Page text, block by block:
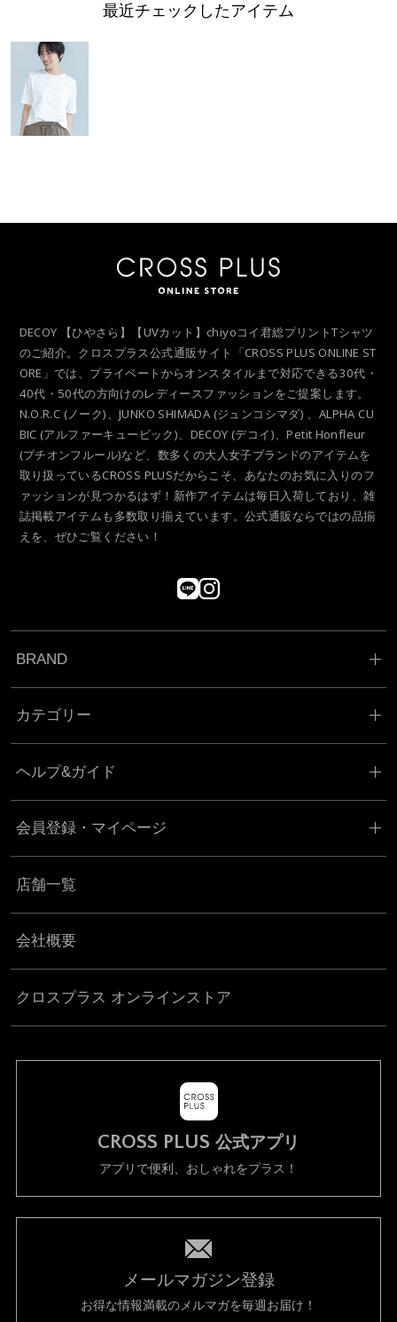
最近チェックしたアイテム
DECOY 【ひやさら】【UVカット】chiyoコイ君総プリントTシャツ
のご紹介。クロスプラス公式通販サイト「CROSS PLUS ONLINE ST
ORE」では、プライベートからオンスタイルまで対応できる30代・
40代・50代の方向けのレディースファッションをご提案します。
N.O.R.C (ノーク)、JUNKO SHIMADA (ジュンコシマダ) 、ALPHA CU
BIC (アルファーキュービック)、DECOY (デコイ)、Petit Honfleur
(プチオンフルール)など、数多くの大人女子ブランドのアイテムを
取り扱っているCROSS PLUSだからこそ、あなたのお気に入りのフ
ァッションが見つかるはず！新作アイテムは毎日入荷しており、雑
誌掲載アイテムも多数取り揃えています。公式通販ならではの品揃
えを、ぜひご覧ください！
BRAND
カテゴリー
ヘルプ&ガイド
会員登録・マイページ
店舗一覧
会社概要
クロスプラス オンラインストア
CROSS PLUS 公式アプリ
アプリで便利、おしゃれをプラス！
メールマガジン登録
お得な情報満載のメルマガを毎週お届け！